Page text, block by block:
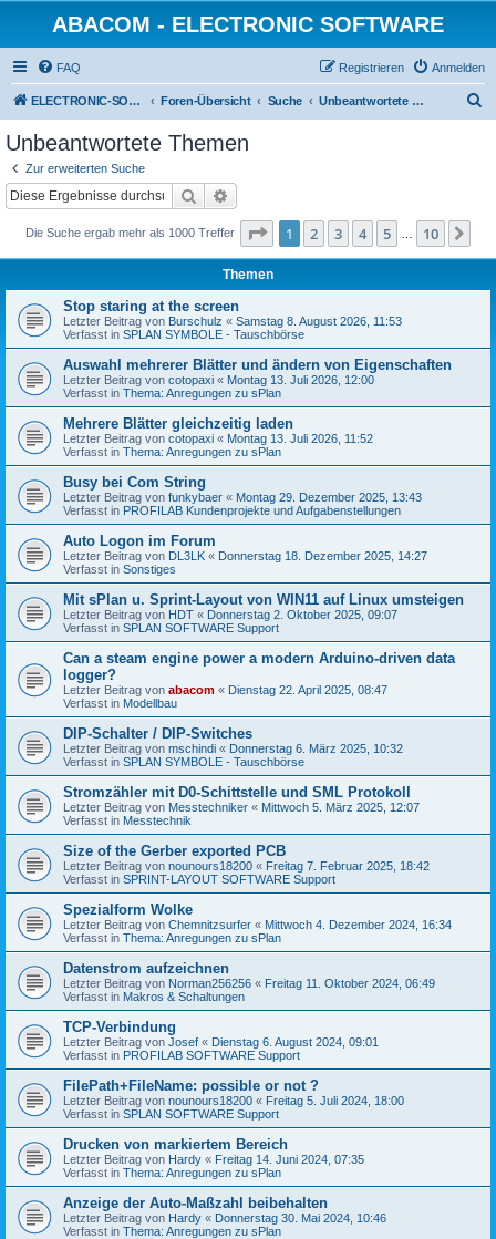
ABACOM - ELECTRONIC SOFTWARE
FAQ Anmelden
Registrieren
ELECTRONIC-SOFWARE-SHOP Foren-Übersicht Suche Unbeantwortete Themen
Unbeantwortete Themen
Zur erweiterten Suche
Suche
Die Suche ergab mehr als 1000 Treffer Seite 1von 10
1 2 3 4 5 10
Themen
Stop staring at the screen
Letzter Beitrag von Burschulz « Samstag 8. August 2026, 11:53
Verfasst in SPLAN SYMBOLE - Tauschbörse
Auswahl mehrerer Blätter und ändern von Eigenschaften
Letzter Beitrag von cotopaxi « Montag 13. Juli 2026, 12:00
Verfasst in Thema: Anregungen zu sPlan
Mehrere Blätter gleichzeitig laden
Letzter Beitrag von cotopaxi « Montag 13. Juli 2026, 11:52
Verfasst in Thema: Anregungen zu sPlan
Busy bei Com String
Letzter Beitrag von funkybaer « Montag 29. Dezember 2025, 13:43
Verfasst in PROFILAB Kundenprojekte und Aufgabenstellungen
Auto Logon im Forum
Letzter Beitrag von DL3LK « Donnerstag 18. Dezember 2025, 14:27
Verfasst in Sonstiges
Mit sPlan u. Sprint-Layout von WIN11 auf Linux umsteigen
Letzter Beitrag von HDT « Donnerstag 2. Oktober 2025, 09:07
Verfasst in SPLAN SOFTWARE Support
Can a steam engine power a modern Arduino-driven data
logger?
Letzter Beitrag von abacom « Dienstag 22. April 2025, 08:47
Verfasst in Modellbau
DIP-Schalter / DIP-Switches
Letzter Beitrag von mschindi « Donnerstag 6. März 2025, 10:32
Verfasst in SPLAN SYMBOLE - Tauschbörse
Stromzähler mit D0-Schittstelle und SML Protokoll
Letzter Beitrag von Messtechniker « Mittwoch 5. März 2025, 12:07
Verfasst in Messtechnik
Size of the Gerber exported PCB
Letzter Beitrag von nounours18200 « Freitag 7. Februar 2025, 18:42
Verfasst in SPRINT-LAYOUT SOFTWARE Support
Spezialform Wolke
Letzter Beitrag von Chemnitzsurfer « Mittwoch 4. Dezember 2024, 16:34
Verfasst in Thema: Anregungen zu sPlan
Datenstrom aufzeichnen
Letzter Beitrag von Norman256256 « Freitag 11. Oktober 2024, 06:49
Verfasst in Makros & Schaltungen
TCP-Verbindung
Letzter Beitrag von Josef « Dienstag 6. August 2024, 09:01
Verfasst in PROFILAB SOFTWARE Support
FilePath+FileName: possible or not ?
Letzter Beitrag von nounours18200 « Freitag 5. Juli 2024, 18:00
Verfasst in SPLAN SOFTWARE Support
Drucken von markiertem Bereich
Letzter Beitrag von Hardy « Freitag 14. Juni 2024, 07:35
Verfasst in Thema: Anregungen zu sPlan
Anzeige der Auto-Maßzahl beibehalten
Letzter Beitrag von Hardy « Donnerstag 30. Mai 2024, 10:46
Verfasst in Thema: Anregungen zu sPlan